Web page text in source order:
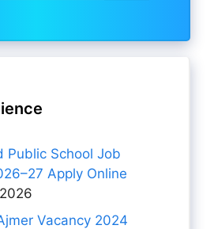
Public School Job
Apply Online
Vacancy 2024